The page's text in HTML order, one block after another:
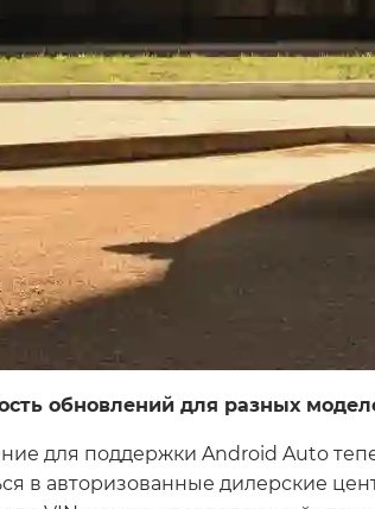
обновлений для разных
для поддержки Android Auto
в авторизованные дилерские